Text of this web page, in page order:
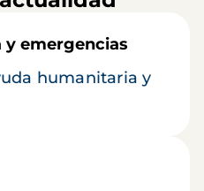
emergencias
humanitaria y